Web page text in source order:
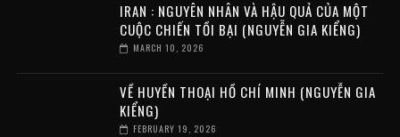
IRAN : NGUYÊN NHÂN VÀ HẬU QUẢ CỦA MỘT
CUỘC CHIẾN TỒI BẠI (NGUYỄN GIA KIỂNG)
MARCH 10, 2026
VỀ HUYỀN THOẠI HỒ CHÍ MINH (NGUYỄN GIA
KIỂNG)
FEBRUARY 19, 2026